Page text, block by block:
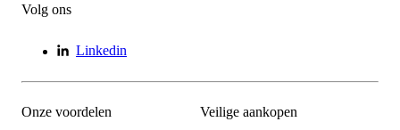
Volg ons
Linkedin
Onze voordelen
Veilige aankopen